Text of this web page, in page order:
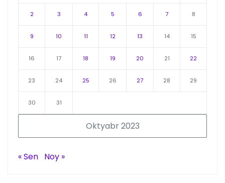
Oktyabr 2023
2 3 4 5 6 7 8
9 10 11 12 13 14 15
16 17 18 19 20 21 22
23 24 25 26 27 28 29
30 31
« Sen Noy »